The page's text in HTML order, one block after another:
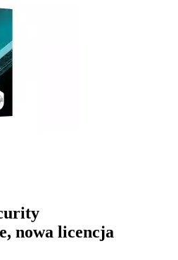
nowa licencja